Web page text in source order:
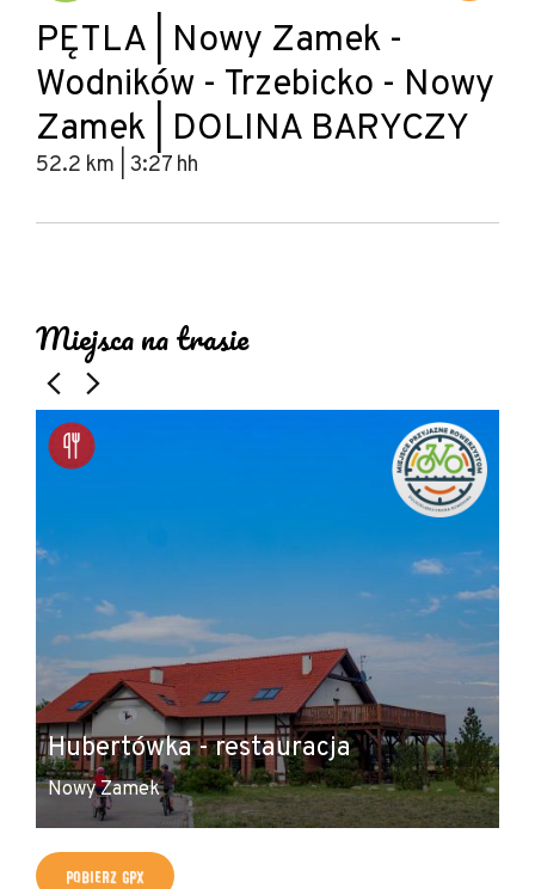
PĘTLA | Nowy Zamek -
Wodników - Trzebicko - Nowy
Zamek | DOLINA BARYCZY
52.2 km | 3:27 hh
−
Miejsca na trasie
Hubertówka - restauracja
Nowy Zamek
POBIERZ GPX